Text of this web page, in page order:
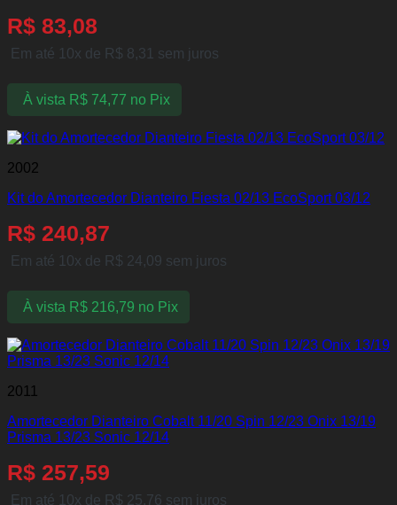
R$ 83,08
Em até 10x de R$ 8,31 sem juros
À vista R$74,77 no Pix
2002
Kit do Amortecedor Dianteiro Fiesta 02/13 EcoSport 03/12
R$ 240,87
Em até 10x de R$ 24,09 sem juros
À vista R$216,79 no Pix
2011
Amortecedor Dianteiro Cobalt 11/20 Spin 12/23 Onix 13/19
Prisma 13/23 Sonic 12/14
R$ 257,59
Em até 10x de R$ 25,76 sem juros